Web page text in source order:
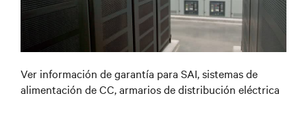
Ver información de garantía para SAI, sistemas de
alimentación de CC, armarios de distribución eléctrica